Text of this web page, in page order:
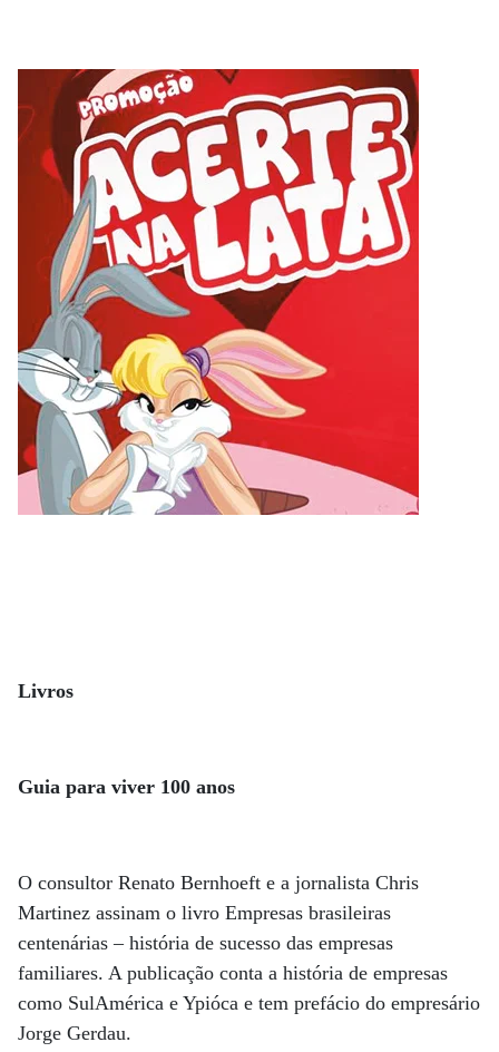
Livros
Guia para viver 100 anos
O consultor Renato Bernhoeft e a jornalista Chris
Martinez assinam o livro Empresas brasileiras
centenárias – história de sucesso das empresas
familiares. A publicação conta a história de empresas
como SulAmérica e Ypióca e tem prefácio do empresário
Jorge Gerdau.